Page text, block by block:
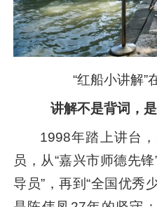
“红船小讲解”
讲解不是背词，
1998年踏上讲台
员，从“嘉兴市师德先
导员”，再到“全国优秀